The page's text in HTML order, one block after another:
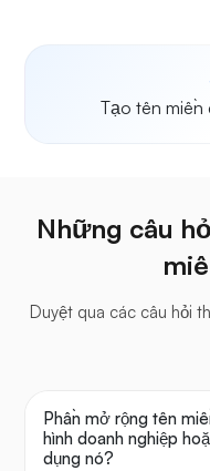
Tạo tên miền
Những câu
Duyệt qua các câu hỏi
Phần mở rộng tên
hình doanh nghiệp
dụng nó?